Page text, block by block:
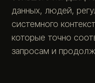
данных, людей,
системного
которые точно
запросам и